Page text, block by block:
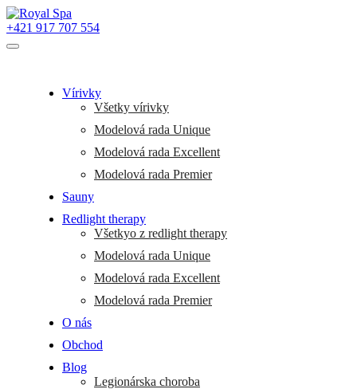
+421 917 707 554
Vírivky
Všetky vírivky
Modelová rada Unique
Modelová rada Excellent
Modelová rada Premier
Sauny
Redlight therapy
Všetkyo z redlight therapy
Modelová rada Unique
Modelová rada Excellent
Modelová rada Premier
O nás
Obchod
Blog
Legionárska choroba